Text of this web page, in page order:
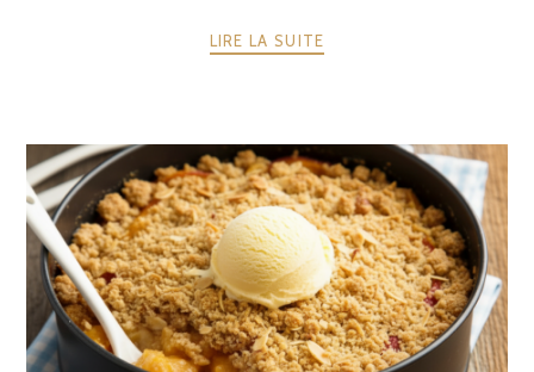
LIRE LA SUITE